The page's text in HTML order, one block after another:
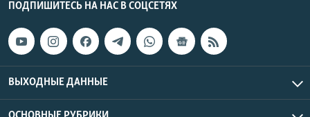
ПОДПИШИТЕСЬ НА НАС В СОЦСЕТЯХ
ВЫХОДНЫЕ ДАННЫЕ